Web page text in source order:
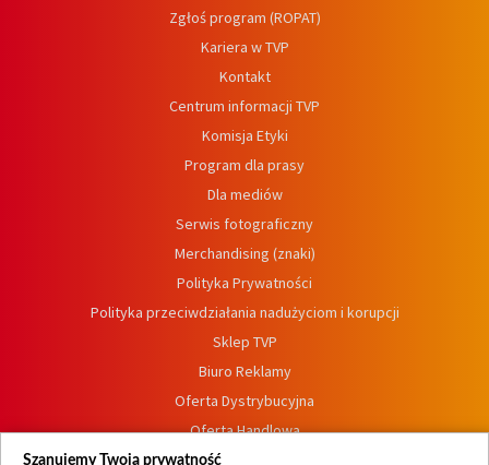
Zgłoś program (ROPAT)
Kariera w TVP
Kontakt
Centrum informacji TVP
Komisja Etyki
Program dla prasy
Dla mediów
Serwis fotograficzny
Merchandising (znaki)
Polityka Prywatności
Polityka przeciwdziałania nadużyciom i korupcji
Sklep TVP
Biuro Reklamy
Oferta Dystrybucyjna
Oferta Handlowa
Dostępność
Szanujemy Twoją prywatność